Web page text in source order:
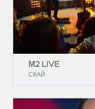
М2 LIVE
СКАЙ